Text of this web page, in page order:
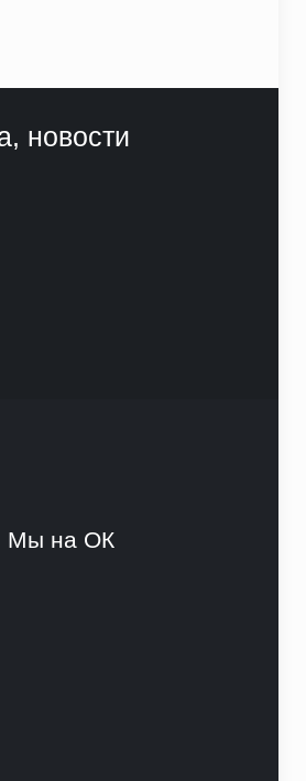
новости
Мы на ОК